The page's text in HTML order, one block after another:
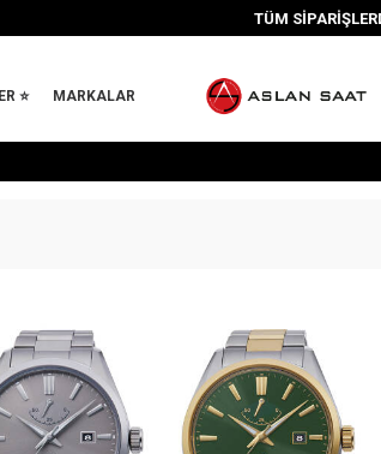
12 AYA VARANTAKSİT İMKANI
⭐ MARKALAR